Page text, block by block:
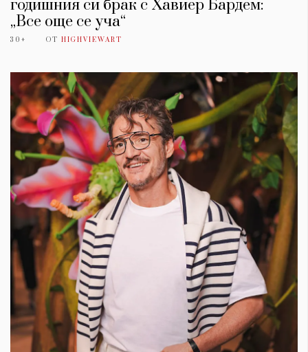
годишния си брак с Хавиер Бардем:
„Все още се уча“
30+ ОТ HIGHVIEWART